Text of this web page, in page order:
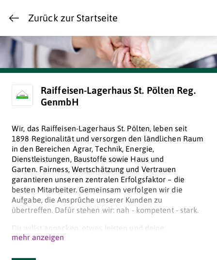
Zurück zur Startseite
Raiffeisen-Lagerhaus St. Pölten Reg.
GenmbH
Wir, das Raiffeisen-Lagerhaus St. Pölten, leben seit
1898 Regionalität und versorgen den ländlichen Raum
in den Bereichen Agrar, Technik, Energie,
Dienstleistungen, Baustoffe sowie Haus und
Garten. Fairness, Wertschätzung und Vertrauen
garantieren unseren zentralen Erfolgsfaktor – die
besten Mitarbeiter. Gemeinsam verfolgen wir die
Aufgabe, die Ansprüche unserer Kunden zu
übertreffen. Dafür stehen wir: nah - kompetent - stark.
Du willst anpacken, etwas leisten und deine
Fähigkeiten einsetzen und erweitern? Dann komm zu
mehr anzeigen